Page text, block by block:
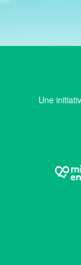
Une